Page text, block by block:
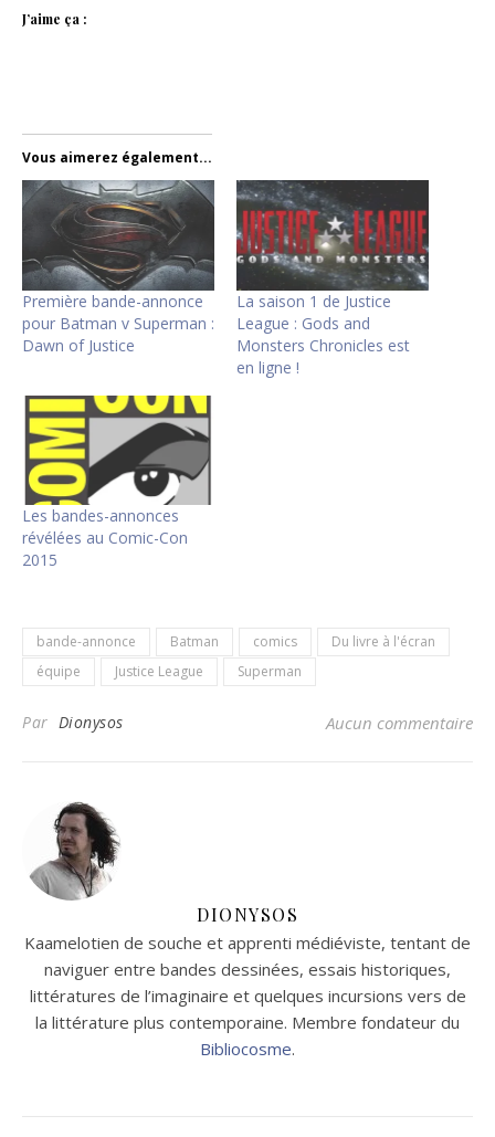
J’aime ça :
Vous aimerez également...
Première bande-annonce
pour Batman v Superman :
Dawn of Justice
La saison 1 de Justice
League : Gods and
Monsters Chronicles est
en ligne !
Les bandes-annonces
révélées au Comic-Con
2015
bande-annonce Batman comics
Du livre à l'écran
équipe
Justice League Superman
Par Dionysos Aucun commentaire
DIONYSOS
Kaamelotien de souche et apprenti médiéviste, tentant de
naviguer entre bandes dessinées, essais historiques,
littératures de l’imaginaire et quelques incursions vers de
la littérature plus contemporaine. Membre fondateur du
Bibliocosme.